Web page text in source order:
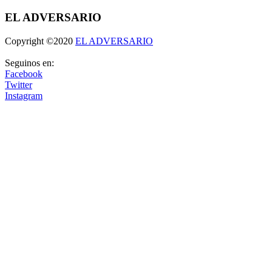
EL ADVERSARIO
Copyright ©2020 EL ADVERSARIO
Seguinos en:
Facebook
Twitter
Instagram